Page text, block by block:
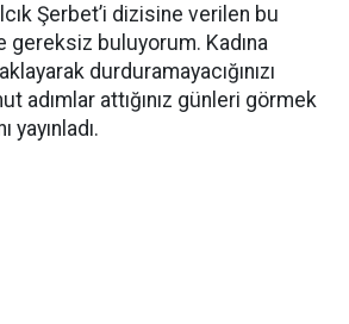
Şerbet’i dizisine verilen bu
gereksiz buluyorum. Kadına
durduramayacığınızı
adımlar attığınız günleri görmek
yayınladı.